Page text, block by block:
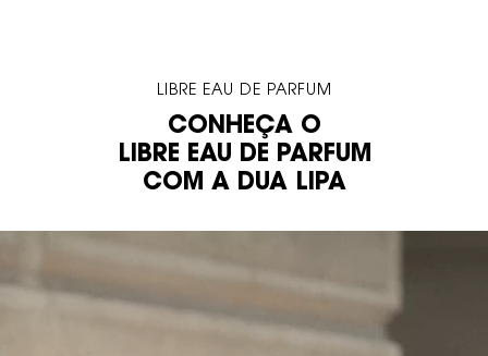
LIBRE EAU DE PARFUM
CONHEÇA O
LIBRE EAU DE PARFUM
COM A DUA LIPA